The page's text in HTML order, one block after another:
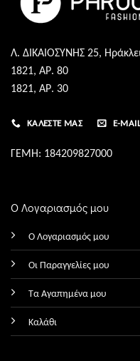
Λ. ΔΙΚΑΙΟΣΥΝΗΣ 25,
1821, ΑΡ. 80
1821, ΑΡ. 30
ΚΑΛΈΣΤΕ ΜΑΣ E-
ΓΕΜΗ: 184209827000
Ο Λογαριασμός μου
Ο Λογαριασμός μου
Οι Παραγγελίες μου
Τα Αγαπημένα μου
Καλάθι